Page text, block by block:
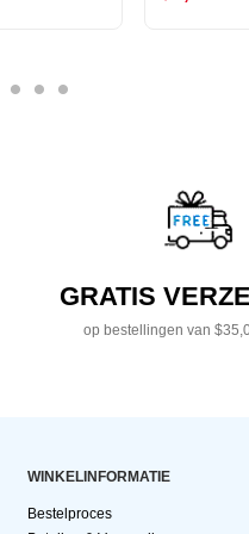
GRATIS
op bestellingen van
WINKELINFORMATIE
Bestelproces